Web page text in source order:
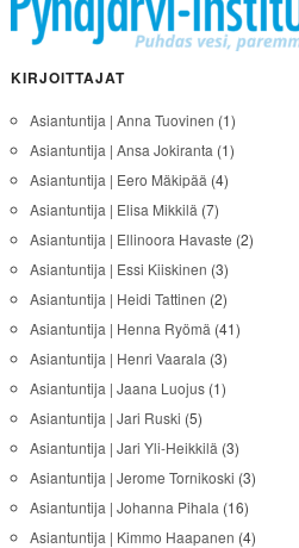
KIRJOITTAJAT
Asiantuntija | Anna Tuovinen (1)
Asiantuntija | Ansa Jokiranta (1)
Asiantuntija | Eero Mäkipää (4)
Asiantuntija | Elisa Mikkilä (7)
Asiantuntija | Ellinoora Havaste (2)
Asiantuntija | Essi Kiiskinen (3)
Asiantuntija | Heidi Tattinen (2)
Asiantuntija | Henna Ryömä (41)
Asiantuntija | Henri Vaarala (3)
Asiantuntija | Jaana Luojus(1)
Asiantuntija | Jari Ruski (5)
Asiantuntija | Jari Yli-Heikkilä (3)
Asiantuntija | Jerome Tornikoski (3)
Asiantuntija | Johanna Pihala (16)
Asiantuntija | Kimmo Haapanen (4)